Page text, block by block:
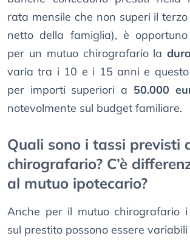
rata mensile che non superi il
netto della famiglia), è
per un mutuo chirografario la
varia tra i 10 e i 15 anni e questo
per importi superiori a 50.000
notevolmente sul budget familiare.
Quali sono i tassi previsti
chirografario? C’è
al mutuo ipotecario?
Anche per il mutuo chirografario
sul prestito possono essere variabili